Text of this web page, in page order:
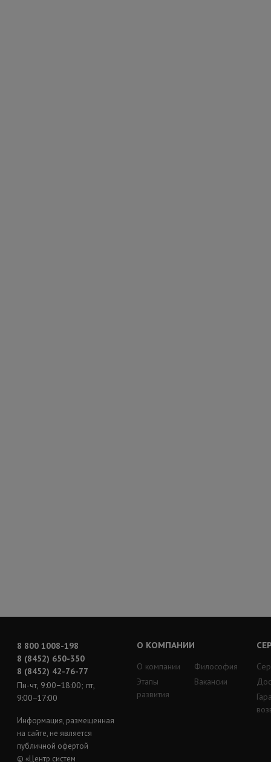
8 800 1008-198
8 (8452) 650-350
8 (8452) 42-76-77
Пн-чт, 9:00−18:00; пт,
9:00−17:00
Информация, размещенная
на сайте, не является
публичной офертой
© «Центр систем
О КОМПАНИИ
О компании
Этапы
развития
Философия
Вакансии